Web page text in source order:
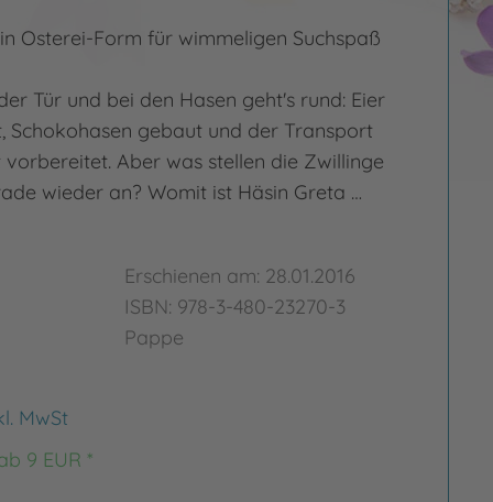
Osterei-Form für wimmeligen Suchspaß
Tür und bei den Hasen geht's rund: Eier
Schokohasen gebaut und der Transport
Aber was stellen die Zwillinge
wieder an? Womit ist Häsin Greta …
Erschienen am: 28.01.2016
ISBN: 978-3-480-23270-3
Pappe
MwSt
9 EUR *